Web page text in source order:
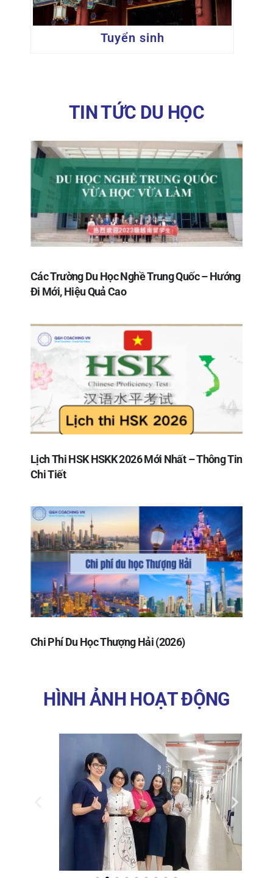
Tuyển sinh
TIN TỨC DU HỌC
Các Trường Du Học Nghề Trung Quốc – Hướng
Đi Mới, Hiệu Quả Cao
Lịch Thi HSK HSKK 2026 Mới Nhất – Thông Tin
Chi Tiết
Chi Phí Du Học Thượng Hải (2026)
HÌNH ẢNH HOẠT ĐỘNG